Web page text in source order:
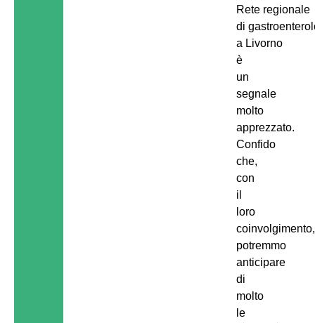
Rete regionale
di
a Livorno
è
un
segnale
molto
apprezzato.
Confido
che,
con
il
loro
coinvolgimento,
potremmo
anticipare
di
molto
le